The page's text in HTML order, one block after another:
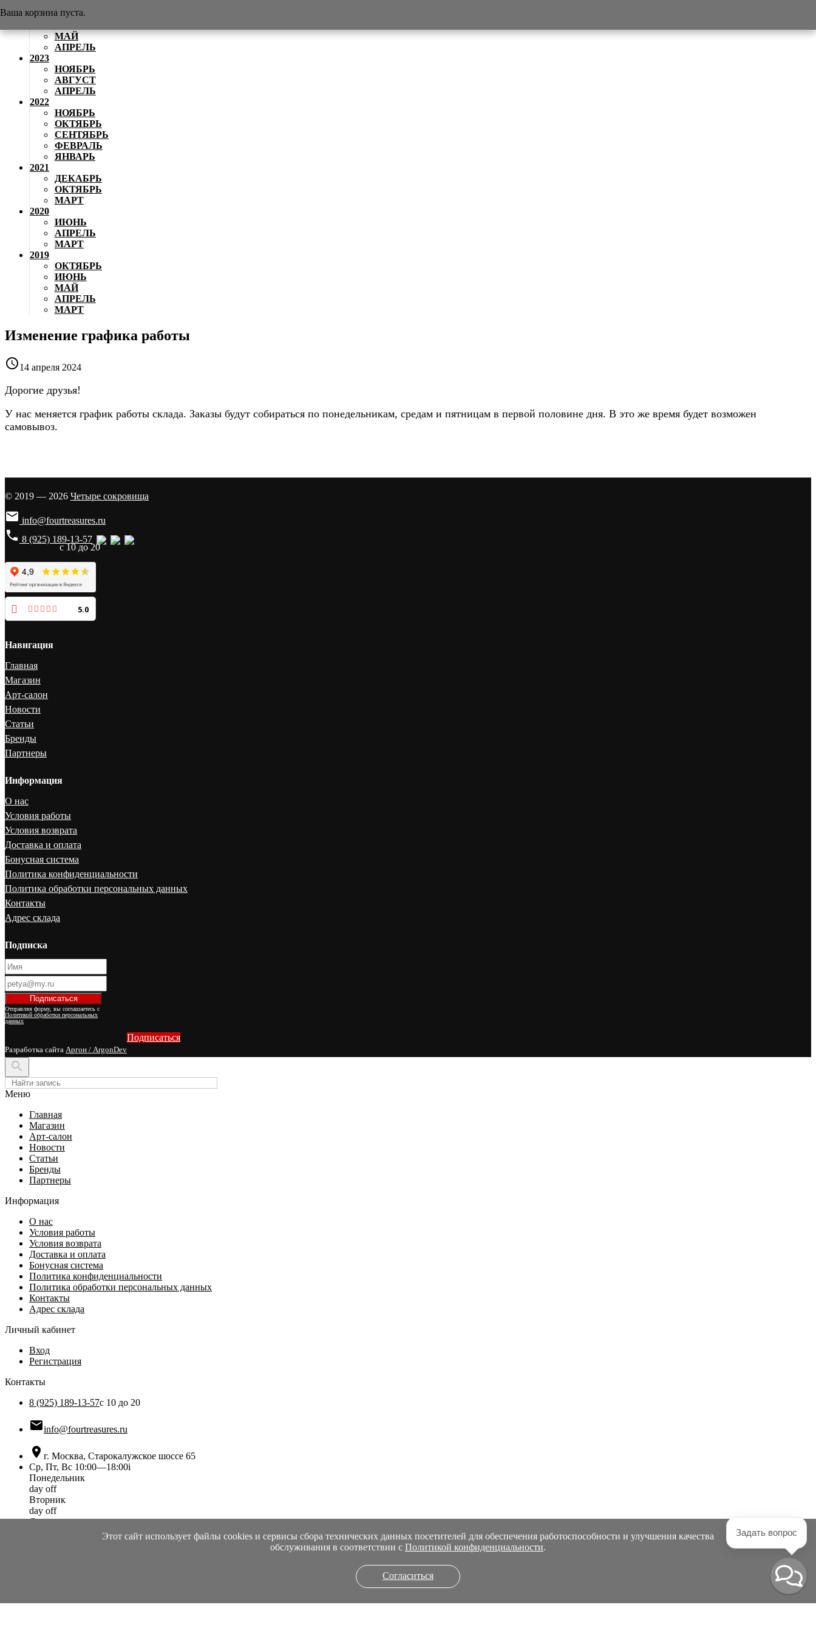
2024
МАЙ
АПРЕЛЬ
2023
НОЯБРЬ
АВГУСТ
АПРЕЛЬ
2022
НОЯБРЬ
ОКТЯБРЬ
СЕНТЯБРЬ
ФЕВРАЛЬ
ЯНВАРЬ
2021
ДЕКАБРЬ
ОКТЯБРЬ
МАРТ
2020
ИЮНЬ
АПРЕЛЬ
МАРТ
2019
ОКТЯБРЬ
ИЮНЬ
МАЙ
АПРЕЛЬ
МАРТ
Изменение графика работы
14 апреля 2024
Дорогие друзья!
У нас меняется график работы склада. Заказы будут собираться по понедельникам, средам и пятницам в первой половине дня. В это же время будет возможен
самовывоз.
© 2019 — 2026 Четыре сокровища
 info@fourtreasures.ru
phone 8 (925) 189-13-57
с 10 до 20
5.0
Навигация
Главная
Магазин
Арт-салон
Новости
Статьи
Бренды
Партнеры
Информация
О нас
Условия работы
Условия возврата
Доставка и оплата
Бонусная система
Политика конфиденциальности
Политика обработки персональных данных
Контакты
Адрес склада
Подписка
Отправляя форму, вы соглашаетесь с
Политикой обработки персональных
данных
Подписаться
Разработка сайта Аргон / ArgonDev
Этот сайт использует файлы cookies и сервисы сбора технических данных посетителей для обеспечения работоспособности и улучшения качества
обслуживания в соответствии с Политикой конфиденциальности.
Согласиться
Ваша корзина пуста.

Меню
Главная
Магазин
Арт-салон
Новости
Статьи
Бренды
Партнеры
Информация
О нас
Условия работы
Условия возврата
Доставка и оплата
Бонусная система
Политика конфиденциальности
Политика обработки персональных данных
Контакты
Адрес склада
Личный кабинет
Вход
Регистрация
Контакты
8 (925) 189-13-57с 10 до 20
info@fourtreasures.ru
 г. Москва, Старокалужское шоссе 65
Ср, Пт, Вс 10:00—18:00i
Понедельник
day off
Вторник
day off
Среда
Задать вопрос